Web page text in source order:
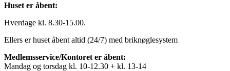
Huset er åbent:
Hverdage kl. 8.30-15.00.
Ellers er huset åbent altid (24/7) med briknøglesystem
Medlemsservice/Kontoret er åbent:
Mandag og torsdag kl. 10-12.30 + kl. 13-14